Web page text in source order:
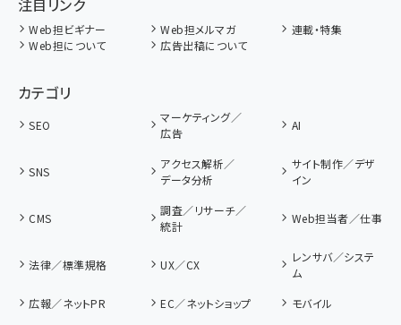
注目リンク
Web担ビギナー Web担メルマガ
連載・特集
Web担について
広告出稿について
カテゴリ
SEO
マーケティング／
広告
AI
SNS
アクセス解析／
データ分析
サイト制作／デザ
イン
CMS
調査／リサーチ／
統計
Web担当者／仕事
法律／標準規格 UX／CX
レンサバ／システ
ム
広報／ネットPR
EC／ネットショップ
モバイル